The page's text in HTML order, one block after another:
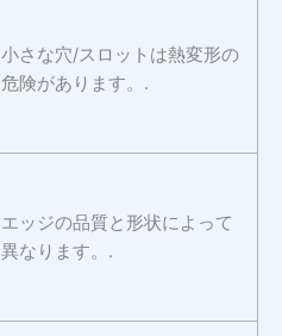
小さな穴/スロットは熱変形の
危険があります。.
エッジの品質と形状によって
異なります。.